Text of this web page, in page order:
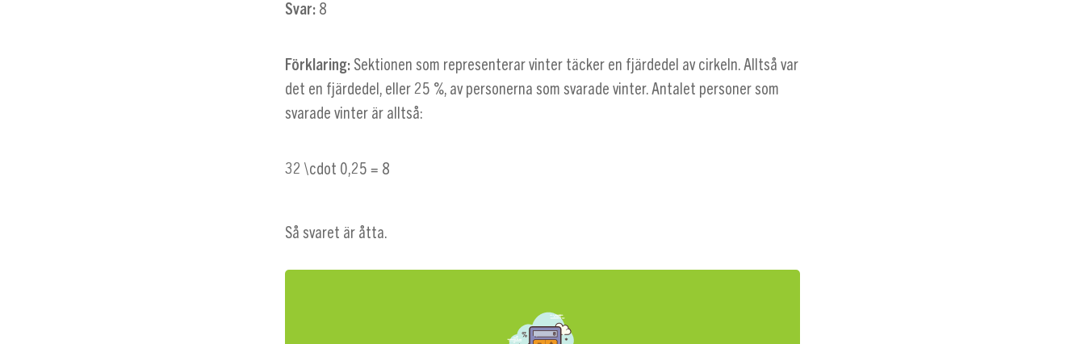
Svar: 8
Förklaring: Sektionen som representerar vinter täcker en fjärdedel av cirkeln. Alltså var
det en fjärdedel, eller 25 %, av personerna som svarade vinter. Antalet personer som
svarade vinter är alltså:
32 \cdot 0,25 = 8
Så svaret är åtta.